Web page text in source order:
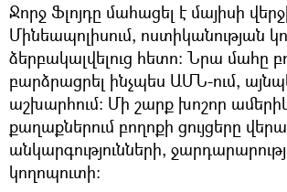
Ջորջ Ֆլոյդը մահացել է մայիսի
Մինեապոլիսում, ոստիկանության
ձերբակալվելուց հետո։ Նրա մահը
բարձրացրել ինչպես ԱՄՆ-ում,
աշխարհում։ Մի շարք խոշոր
քաղաքներում բողոքի ցույցերը
անկարգությունների,
կողոպուտի։